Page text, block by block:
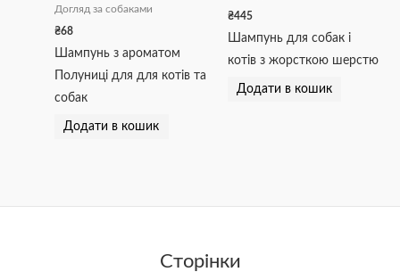
Догляд за собаками
₴68
Шампунь з ароматом
Полуниці для для котів та
собак
Додати в кошик
₴445
Шампунь для собак і
котів з жорсткою шерстю
Додати в кошик
Сторінки